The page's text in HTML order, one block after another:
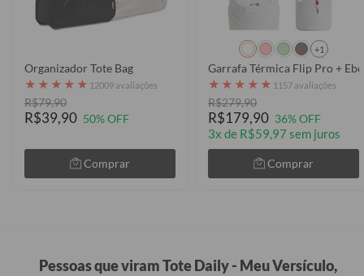
Organizador Tote Bag
★ ★ ★ ★ ★ 12009 avaliações
R$79,90
R$39,90 50% OFF
Comprar
+1
Garrafa Térmica Flip Pro +
★ ★ ★ ★ ★ 1157 avaliações
R$279,90
R$179,90 36% OFF
3x de R$59,97 sem juros
Comprar
Pessoas que viram Tote Daily - Meu Versículo,